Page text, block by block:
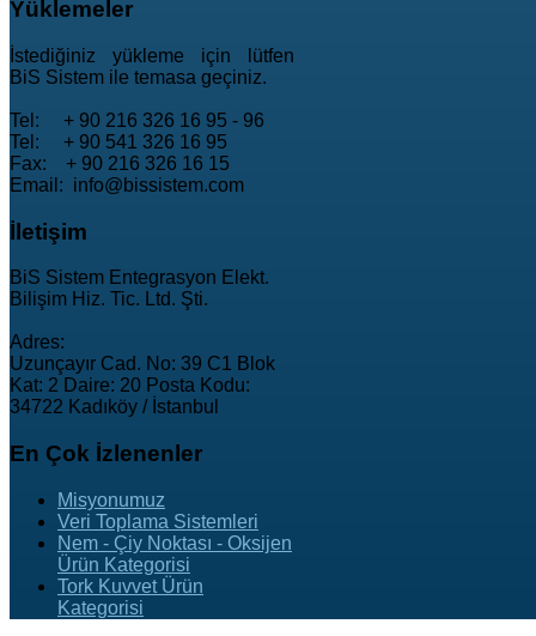
Yüklemeler
İstediğiniz yükleme için lütfen
BiS Sistem ile temasa geçiniz.
Tel: + 90 216 326 16 95 - 96
Tel: + 90 541 326 16 95
Fax: + 90 216 326 16 15
Email: info@bissistem.com
İletişim
BiS Sistem Entegrasyon Elekt.
Bilişim Hiz. Tic. Ltd. Şti.
Adres:
Uzunçayır Cad. No: 39 C1 Blok
Kat: 2 Daire: 20 Posta Kodu:
34722 Kadıköy / İstanbul
En Çok İzlenenler
Misyonumuz
Veri Toplama Sistemleri
Nem - Çiy Noktası - Oksijen
Ürün Kategorisi
Tork Kuvvet Ürün
Kategorisi